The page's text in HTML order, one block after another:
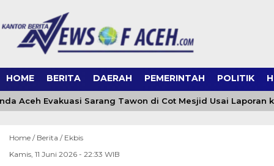
HOME BERITA DAERAH PEMERINTAH POLITIK
Aceh Evakuasi Sarang Tawon di Cot Mesjid Usai Laporan ke
Home / Berita / Ekbis
Kamis, 11 Juni 2026 - 22:33 WIB